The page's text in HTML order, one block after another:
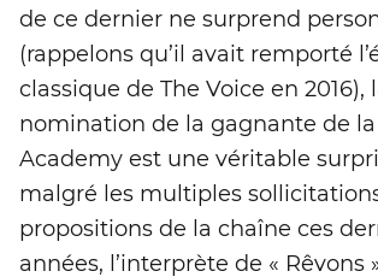
de ce dernier ne surprend
(rappelons qu’il avait remporté
classique de The Voice en 2016),
nomination de la gagnante de
Academy est une véritable
malgré les multiples
propositions de la chaîne ces
années, l’interprète de « Rêvons